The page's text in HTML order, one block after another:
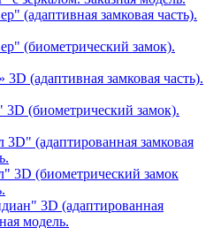
(адаптивная замковая часть).
(биометрический замок).
(адаптивная замковая часть).
(биометрический замок).
(адаптированная замковая
3D (биометрический замок
3D (адаптированная
модель.